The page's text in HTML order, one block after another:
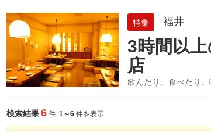
特集 福井
3時間以
店
飲んだり、食べたり
検索結果6 件 1～6 件を表示